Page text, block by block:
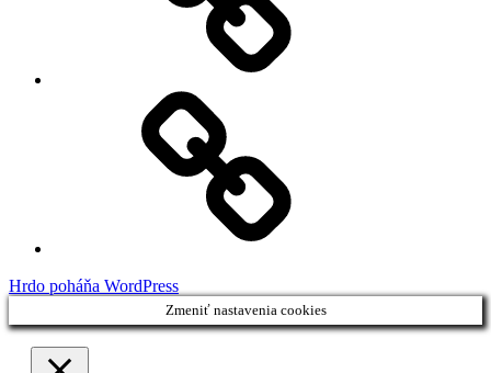
Hrdo poháňa WordPress
Zmeniť nastavenia cookies